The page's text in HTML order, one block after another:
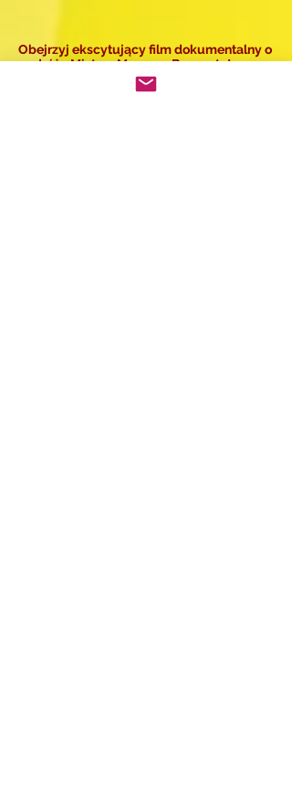
Obejrzyj ekscytujący film dokumentalny o
podróży Mistrza Marcusa Bongarta!
Marcus został mianowany mistrzem qigong w
Chinach w 1991 r., a w 2001 r. został przyjęty